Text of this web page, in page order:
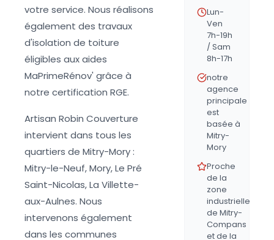
votre service. Nous réalisons
également des travaux
d'isolation de toiture
éligibles aux aides
MaPrimeRénov' grâce à
notre certification RGE.
Artisan Robin Couverture
intervient dans tous les
quartiers de Mitry-Mory :
Mitry-le-Neuf, Mory, Le Pré
Saint-Nicolas, La Villette-
aux-Aulnes. Nous
intervenons également
dans les communes
Lun-
Ven
7h-19h
/ Sam
8h-17h
notre
agence
principale
est
basée à
Mitry-
Mory
Proche
de la
zone
industrielle
de Mitry-
Compans
et de la